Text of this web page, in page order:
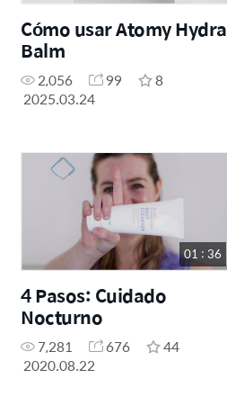
Cómo usar Atomy Hydra
Balm
2,056 99
8
2025.03.24
01 : 36
4 Pasos: Cuidado
Nocturno
7,281 676
44
2020.08.22